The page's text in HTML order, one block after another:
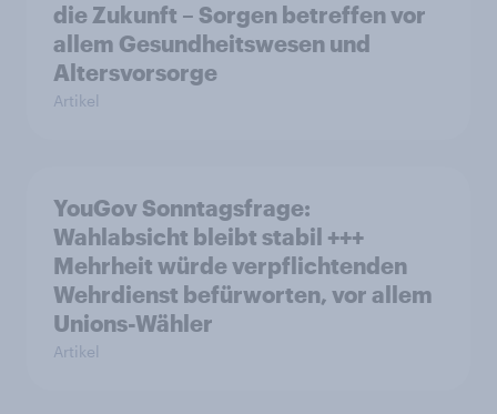
die Zukunft – Sorgen betreffen vor
allem Gesundheitswesen und
Altersvorsorge
Artikel
YouGov Sonntagsfrage:
Wahlabsicht bleibt stabil +++
Mehrheit würde verpflichtenden
Wehrdienst befürworten, vor allem
Unions-Wähler
Artikel